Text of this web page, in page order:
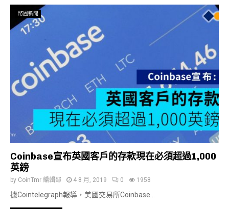
幣圈新聞
Coinbase宣布英國客戶的存款現在必須超過1,000
英鎊
by CoinTmr 編輯部 4 8 月, 2019 0 1958
據Cointelegraph報導，美國交易所Coinbase...